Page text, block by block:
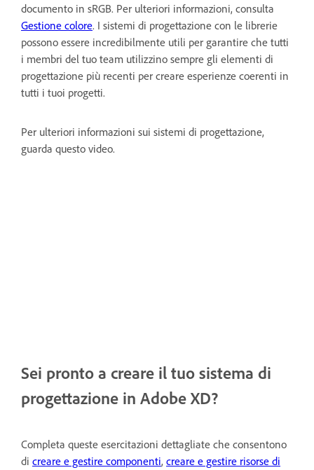
documento in sRGB. Per ulteriori informazioni, consulta
Gestione colore. I sistemi di progettazione con le librerie
possono essere incredibilmente utili per garantire che tutti
i membri del tuo team utilizzino sempre gli elementi di
progettazione più recenti per creare esperienze coerenti in
tutti i tuoi progetti.
Per ulteriori informazioni sui sistemi di progettazione,
guarda questo video.
Sei pronto a creare il tuo sistema di
progettazione in Adobe XD?
Completa queste esercitazioni dettagliate che consentono
di creare e gestire componenti, creare e gestire risorse di